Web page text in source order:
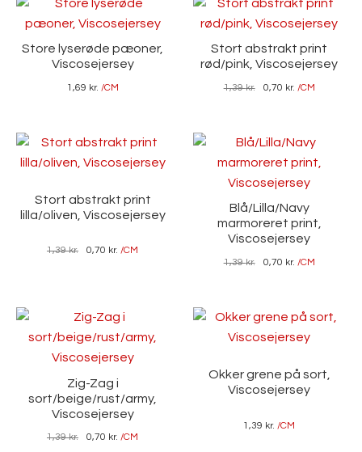
Store lyserøde pæoner,
Viscosejersey
1,69 kr. /CM
Stort abstrakt print
rød/pink, Viscosejersey
1,39kr. 0,70 kr. /CM
Stort abstrakt print
lilla/oliven, Viscosejersey
1,39kr. 0,70 kr. /CM
Blå/Lilla/Navy
marmoreret print,
Viscosejersey
1,39kr. 0,70 kr. /CM
Zig-Zag i
sort/beige/rust/army,
Viscosejersey
1,39kr. 0,70 kr. /CM
Okker grene på sort,
Viscosejersey
1,39 kr. /CM